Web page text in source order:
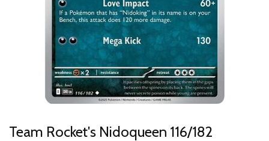
Team Rocket's Nidoqueen 116/182